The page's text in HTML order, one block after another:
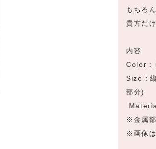
もちろ
貴方だ
内容
Color：
Size：
部分)
※金属
※画像